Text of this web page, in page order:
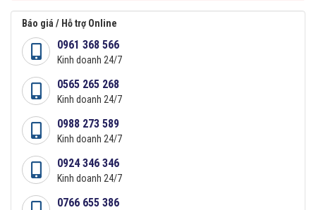
Báo giá / Hỗ trợ Online
0961 368 566
Kinh doanh 24/7
0565 265 268
Kinh doanh 24/7
0988 273 589
Kinh doanh 24/7
0924 346 346
Kinh doanh 24/7
0766 655 386